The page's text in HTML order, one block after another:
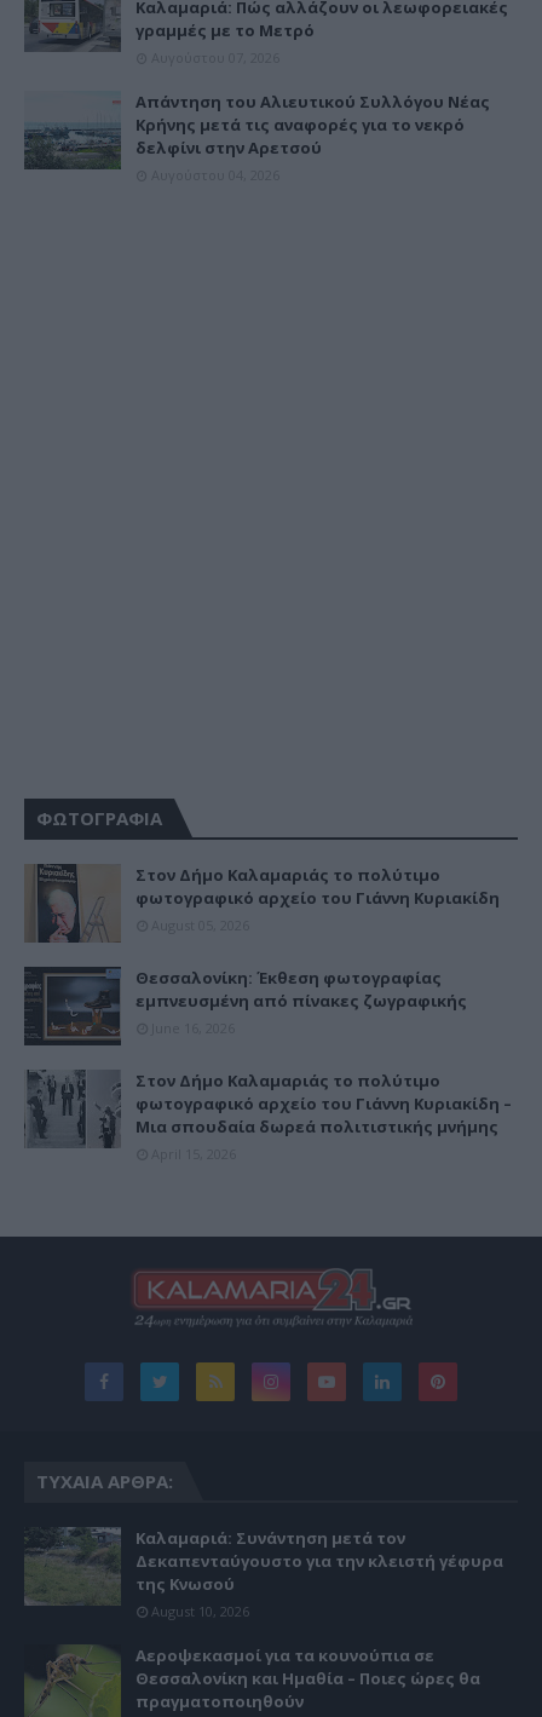
Καλαμαριά: Πώς αλλάζουν οι λεωφορειακές
γραμμές με το Μετρό
Απάντηση του Αλιευτικού Συλλόγου Νέας
Κρήνης μετά τις αναφορές για το νεκρό
δελφίνι στην Αρετσού
ΦΩΤΟΓΡΑΦΙΑ
Στον Δήμο Καλαμαριάς το πολύτιμο
φωτογραφικό αρχείο του Γιάννη Κυριακίδη
Θεσσαλονίκη: Έκθεση φωτογραφίας
εμπνευσμένη από πίνακες ζωγραφικής
Στον Δήμο Καλαμαριάς το πολύτιμο
φωτογραφικό αρχείο του Γιάννη Κυριακίδη –
Μια σπουδαία δωρεά πολιτιστικής μνήμης
ΤΥΧΑΊΑ ΆΡΘΡΑ:
Καλαμαριά: Συνάντηση μετά τον
Δεκαπενταύγουστο για την κλειστή γέφυρα
της Κνωσού
August 10, 2026
Αεροψεκασμοί για τα κουνούπια σε
Θεσσαλονίκη και Ημαθία – Ποιες ώρες θα
πραγματοποιηθούν